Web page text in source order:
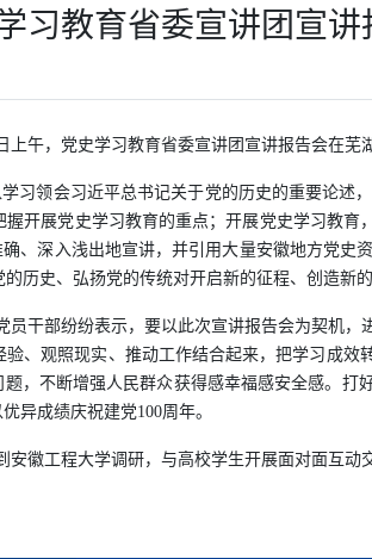
习教育省委宣讲团宣
上午，党史学习教育省委宣讲团宣讲报告会在
习领会习近平总书记关于党的历史的重要论
开展党史学习教育的重点；开展党史学习教育
确、深入浅出地宣讲，并引用大量安徽地方党
历史、弘扬党的传统对开启新的征程、创造新的
员干部纷纷表示，要以此次宣讲报告会为契机
、观照现实、推动工作结合起来，把学习成效
题，不断增强人民群众获得感幸福感安全感。
异成绩庆祝建党100周年。
安徽工程大学调研，与高校学生开展面对面互动